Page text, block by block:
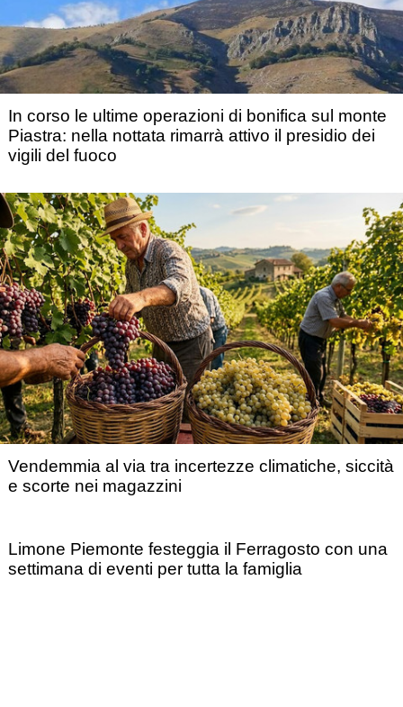
In corso le ultime operazioni di bonifica sul monte
Piastra: nella nottata rimarrà attivo il presidio dei
vigili del fuoco
Vendemmia al via tra incertezze climatiche, siccità
e scorte nei magazzini
Limone Piemonte festeggia il Ferragosto con una
settimana di eventi per tutta la famiglia